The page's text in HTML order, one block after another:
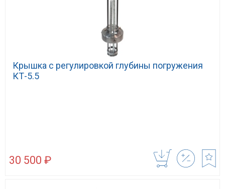
Крышка с регулировкой глубины погружения
КТ-5.5
30 500 ₽